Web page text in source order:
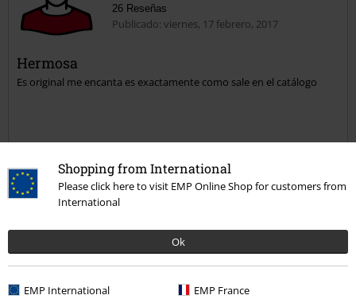
Shopping from International
Please click here to visit EMP Online Shop for customers from
International
Ok
EMP International EMP France
Enviar comentario
26 Reseñas
Publicado: viernes, 17 febrero, 2017
Hermosa
Es original me encanta es exactamente como sale en el catálogo
Reseña verificada
Comentario